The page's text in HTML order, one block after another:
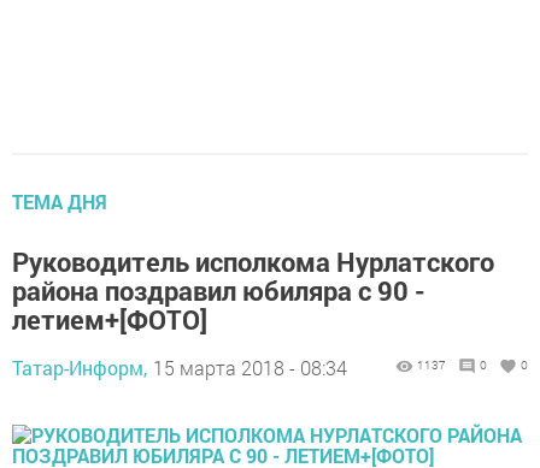
ТЕМА ДНЯ
Руководитель исполкома Нурлатского
района поздравил юбиляра с 90 -
летием+[ФОТО]
Татар-Информ, 15 марта 2018 - 08:34 1137 0 0